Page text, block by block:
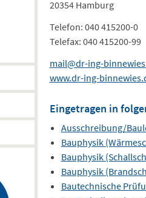
20354 Hamburg
Telefon: 040 415200-0
Telefax: 040 415200-99
mail@dr-ing-
www.dr-ing-
Eingetragen in
Ausschreibung/
Bauphysik
Bauphysik
Bauphysik
Bautechnische